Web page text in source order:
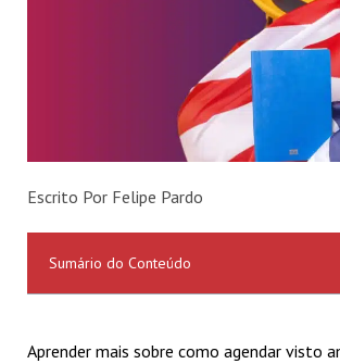
Escrito Por Felipe Pardo
Sumário do Conteúdo
Aprender mais sobre como agendar visto